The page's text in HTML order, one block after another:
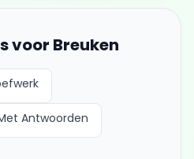
voor Breuken
Antwoorden